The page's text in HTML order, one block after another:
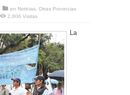
en Noticias Otras Provincias
2,606 Visitas
La